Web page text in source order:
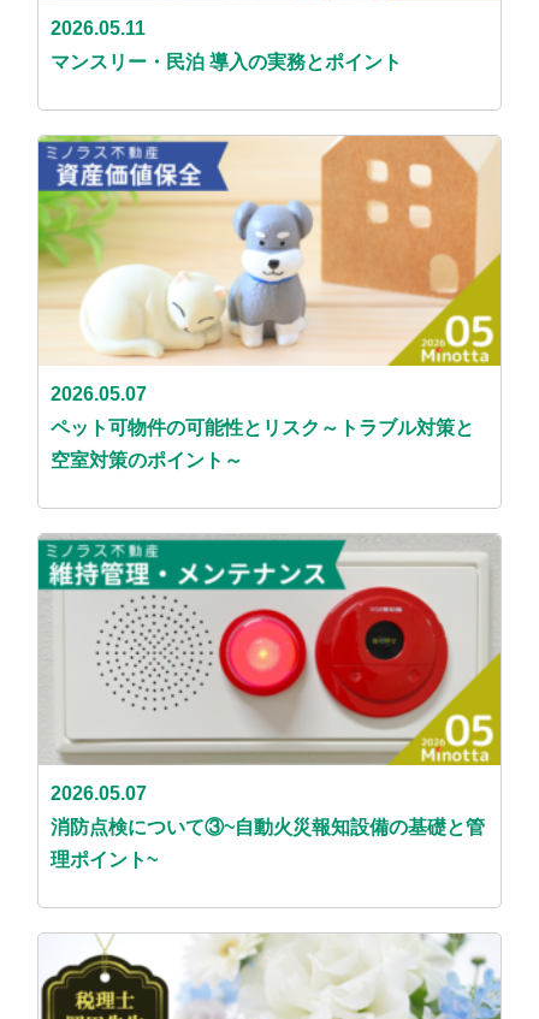
2026.05.11
マンスリー・民泊 導入の実務とポイント
2026.05.07
ペット可物件の可能性とリスク～トラブル対策と
空室対策のポイント～
2026.05.07
消防点検について③~自動火災報知設備の基礎と管
理ポイント~